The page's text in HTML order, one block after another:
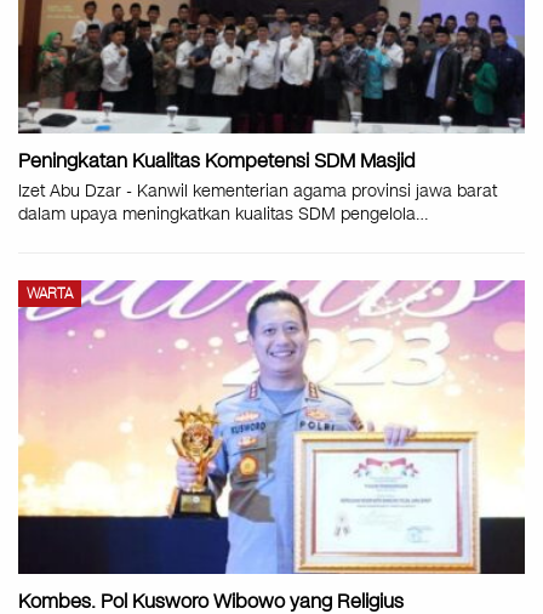
Peningkatan Kualitas Kompetensi SDM Masjid
Izet Abu Dzar - Kanwil kementerian agama provinsi jawa barat
dalam upaya meningkatkan kualitas SDM pengelola…
WARTA
Kombes. Pol Kusworo Wibowo yang Religius